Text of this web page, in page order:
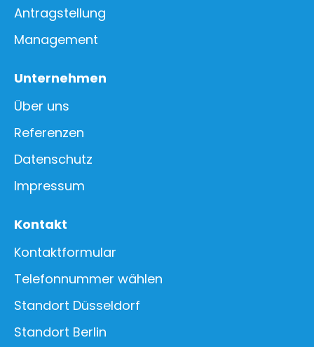
Antragstellung
Management
Unternehmen
Über uns
Referenzen
Datenschutz
Impressum
Kontakt
Kontaktformular
Telefonnummer wählen
Standort Düsseldorf
Standort Berlin